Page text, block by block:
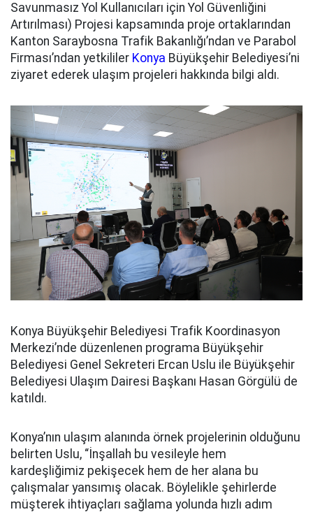
Savunmasız Yol Kullanıcıları için Yol Güvenliğini
Artırılması) Projesi kapsamında proje ortaklarından
Kanton Saraybosna Trafik Bakanlığı’ndan ve Parabol
Firması’ndan yetkililer Konya Büyükşehir Belediyesi’ni
ziyaret ederek ulaşım projeleri hakkında bilgi aldı.
Konya Büyükşehir Belediyesi Trafik Koordinasyon
Merkezi’nde düzenlenen programa Büyükşehir
Belediyesi Genel Sekreteri Ercan Uslu ile Büyükşehir
Belediyesi Ulaşım Dairesi Başkanı Hasan Görgülü de
katıldı.
Konya’nın ulaşım alanında örnek projelerinin olduğunu
belirten Uslu, “İnşallah bu vesileyle hem
kardeşliğimiz pekişecek hem de her alana bu
çalışmalar yansımış olacak. Böylelikle şehirlerde
müşterek ihtiyaçları sağlama yolunda hızlı adım